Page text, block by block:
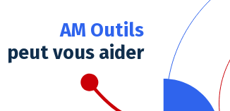
AM Outils
peut vous aider